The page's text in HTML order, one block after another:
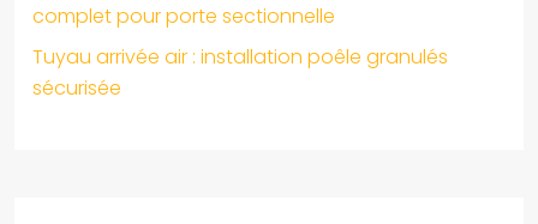
complet pour porte sectionnelle
Tuyau arrivée air : installation poêle granulés
sécurisée